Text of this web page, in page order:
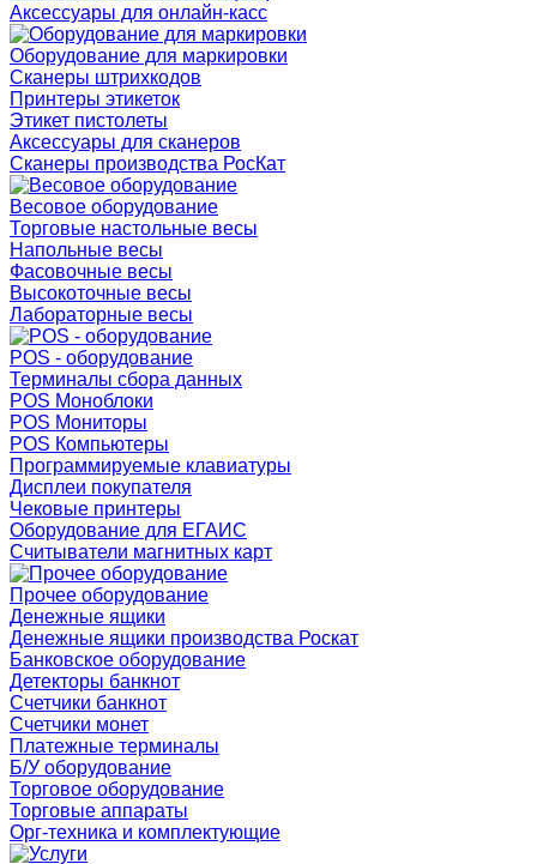
Аксессуары для онлайн-касс
Оборудование для маркировки
Сканеры штрихкодов
Принтеры этикеток
Этикет пистолеты
Аксессуары для сканеров
Сканеры производства РосКат
Весовое оборудование
Торговые настольные весы
Напольные весы
Фасовочные весы
Высокоточные весы
Лабораторные весы
POS - оборудование
Терминалы сбора данных
POS Моноблоки
POS Мониторы
POS Компьютеры
Программируемые клавиатуры
Дисплеи покупателя
Чековые принтеры
Оборудование для ЕГАИС
Считыватели магнитных карт
Прочее оборудование
Денежные ящики
Денежные ящики производства Роскат
Банковское оборудование
Детекторы банкнот
Счетчики банкнот
Счетчики монет
Платежные терминалы
Б/У оборудование
Торговое оборудование
Торговые аппараты
Орг-техника и комплектующие